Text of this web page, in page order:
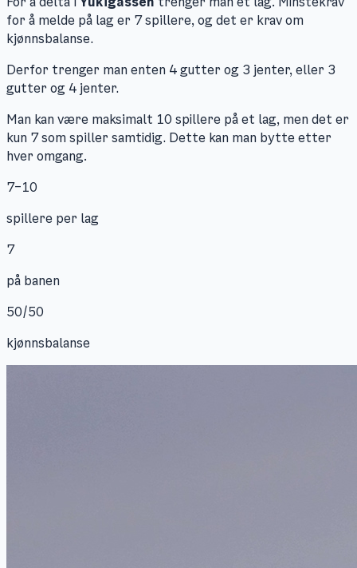
for å melde på lag er 7 spillere, og det er krav om
kjønnsbalanse.
Derfor trenger man enten 4 gutter og 3 jenter, eller 3
gutter og 4 jenter.
Man kan være maksimalt 10 spillere på et lag, men det er
kun 7 som spiller samtidig. Dette kan man bytte etter
hver omgang.
7–10
spillere per lag
7
på banen
50/50
kjønnsbalanse